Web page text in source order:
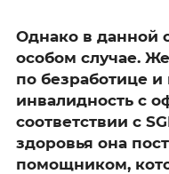
Однако в данной
особом случае.
по безработице
инвалидность с
соответствии с
здоровья она
помощником,